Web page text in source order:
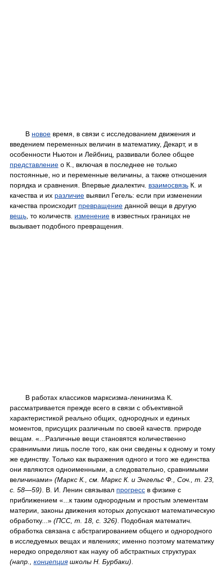
В новое время, в связи с исследованием движения и
введением переменных величин в математику, Декарт, и в
особенности Ньютон и Лейбниц, развивали более общее
представление о К., включая в последнее не только
постоянные, но и переменные величины, а также отношения
порядка и сравнения. Впервые диалектич. взаимосвязь К. и
качества и их различие выявил Гегель: если при изменении
качества происходит превращение данной вещи в другую
вещь , то количеств. изменение в известных границах не
вызывает подобного превращения.
В работах классиков марксизма-ленинизма К.
рассматривается прежде всего в связи с объективной
характеристикой реально общих, однородных и единых
моментов, присущих различным по своей качеств. природе
вещам. «...Различные вещи становятся количественно
сравнимыми лишь после того, как они сведены к одному и тому
же единству. Только как выражения одного и того же единства
они являются одноименными, а следовательно, сравнимыми
величинами» (Маркс К., см. Маркс К. и Энгельс Ф., Соч., т. 23,
с. 58—59) . В. И. Ленин связывал прогресс в физике с
приближением «...к таким однородным и простым элементам
материи, законы движения которых допускают математическую
обработку...» (ПCC, т. 18, с. 326) . Подобная математич.
обработка связана с абстрагированием общего и однородного
в исследуемых вещах и явлениях; именно поэтому математику
нередко определяют как науку об абстрактных структурах
(напр., концепцияшколы Н. Бурбаки)